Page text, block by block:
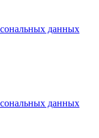
данных
данных